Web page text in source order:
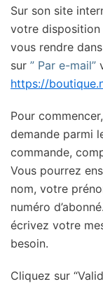
Sur son site
votre disposition
vous rendre dans
sur ” Par e-mail”
https://
Pour
demande parmi
commande,
Vous pourrez
nom, votre
numéro
écrivez votre
besoin.
Cliquez sur